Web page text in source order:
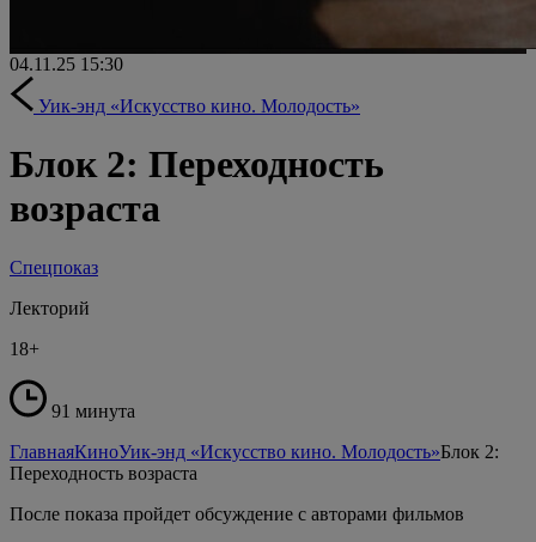
04.11.25 15:30
Уик-энд «Искусство кино. Молодость»
Блок 2: Переходность
возраста
Спецпоказ
Лекторий
18+
91 минута
ГлавнаяКиноУик-энд «Искусство кино. Молодость»Блок 2:
Переходность возраста
После показа пройдет обсуждение с авторами фильмов